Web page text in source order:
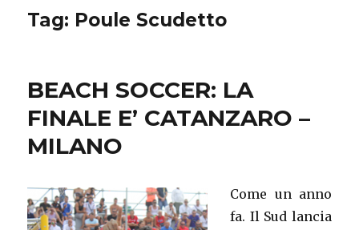
Tag: Poule Scudetto
BEACH SOCCER: LA
FINALE E’ CATANZARO –
MILANO
Come un anno
fa. Il Sud lancia